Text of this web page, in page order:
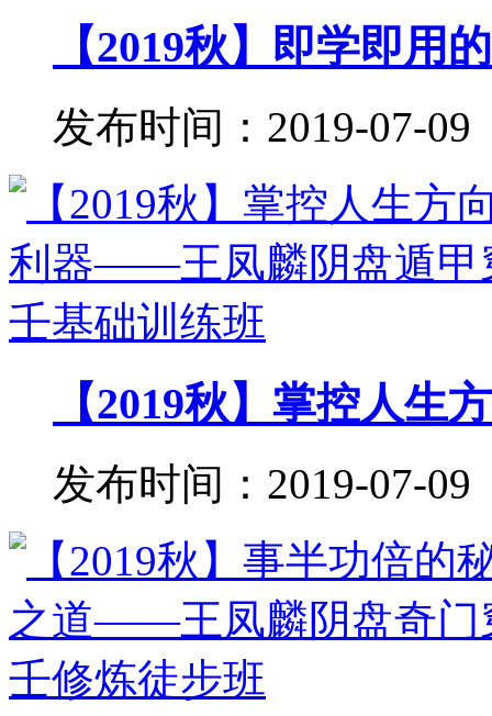
【2019秋】即学即用
发布时间：2019-07-09
【2019秋】掌控人
发布时间：2019-07-09